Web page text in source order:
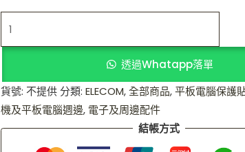
透過Whatapp落單
貨號: 不提供 分類: ELECOM,全部商品,平板電腦保護
機及平板電腦週邊, 電子及周邊配件
結帳方式